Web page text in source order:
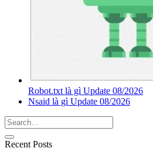
Robot.txt là gì Update 08/2026
Nsaid là gì Update 08/2026
Recent Posts